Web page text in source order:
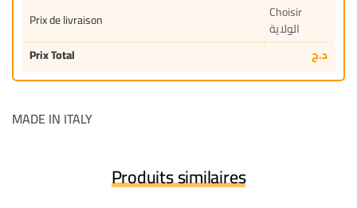
Prix de livraison
Choisir
الولاية
Prix Total
د.ج
MADE IN ITALY
Produits similaires